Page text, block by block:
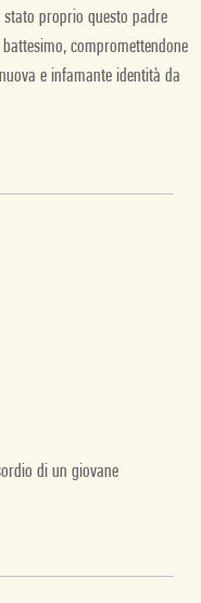
proprio questo padre
compromettendone
e infamante identità da
di un giovane